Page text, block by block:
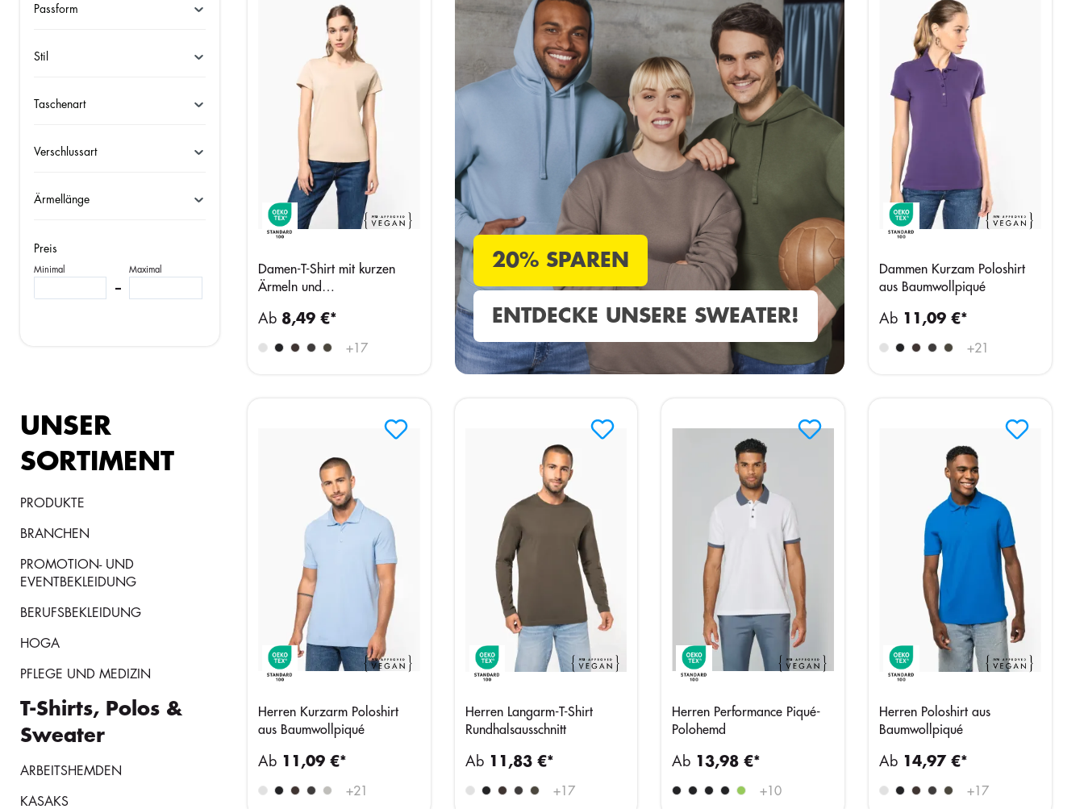
Passform
Stil
Taschenart
Verschlussart
Ärmellänge
Preis
Minimal
–
Maximal
UNSER
SORTIMENT
PRODUKTE
BRANCHEN
PROMOTION- UND
EVENTBEKLEIDUNG
BERUFSBEKLEIDUNG
HOGA
PFLEGE UND MEDIZIN
T-Shirts, Polos &
Sweater
ARBEITSHEMDEN
KASAKS
Damen-T-Shirt mit kurzen
Ärmeln und
+17
Ab 8,49 €*
20% SPAREN
ENTDECKE UNSERE SWEATER!
Dammen Kurzam Poloshirt
aus Baumwollpiqué
+21
Ab 11,09 €*
Herren Kurzarm Poloshirt
aus Baumwollpiqué
+21
Ab 11,09 €*
Herren Langarm-T-Shirt
Rundhalsausschnitt
+17
Ab 11,83 €*
Herren Performance Piqué-
Polohemd
+10
Ab 13,98 €*
Herren Poloshirt aus
Baumwollpiqué
+17
Ab 14,97 €*